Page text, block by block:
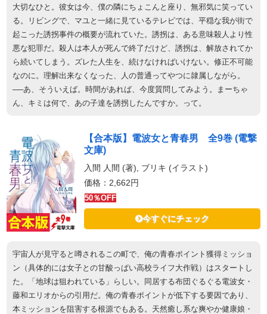
大切なひと。彼女は今、僕の隣にちょこんと座り、無邪気に笑ってい
る。リビングで、マユと一緒に見ているテレビでは、平穏な我が街で
起こった誘拐事件の概要が流れていた。誘拐は、ある意味殺人より性
悪な犯罪だ。殺人は本人が死んで終了だけど、誘拐は、解放されてか
ら続いてしまう。ズレた人生を、続けなければいけない。修正不可能
なのに。理解出来なくなった、人の普通ってやつに隷属しながら。
──あ、そういえば。時間があれば、今度質問してみよう。まーちゃ
ん、キミは何で、あの子達を誘拐したんですか。って。
【合本版】電波女と青春男 全9巻 (電撃
文庫)
入間 人間 (著), ブリキ (イラスト)
価格：2,662円
50％OFF
今すぐにチェック
宇宙人が見守ると噂されるこの町で、俺の青春ポイント獲得ミッショ
ン（具体的には女子との甘酸っぱい高校ライフ大作戦）はスタートし
た。「地球は狙われている」らしい。同居する布団ぐるぐる電波女・
藤和エリオからの引用だ。俺の青春ポイントが低下する要因であり、
本ミッションを阻害する根源でもある。天然癒し系な爽やか健康娘・